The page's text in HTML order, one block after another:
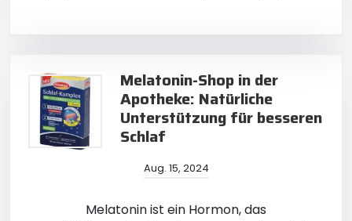
Melatonin-Shop in der
Apotheke: Natürliche
Unterstützung für besseren
Schlaf
Aug. 15, 2024
Melatonin ist ein Hormon, das